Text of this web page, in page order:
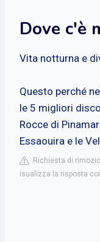
Dove c'è
Vita notturna e
Questo perché
le 5 migliori
Rocce di
Essaouira e le
Richiesta di
isualizza la risposta